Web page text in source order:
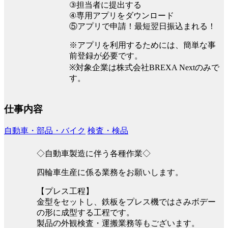
③担当者に提出する
④専用アプリをダウンロード
⑤アプリで申請！最短翌日振込まれる！
※アプリを利用するためには、簡単な事
前登録が必要です。
※対象企業は株式会社BREXA Nextのみで
す。
仕事内容
自動車・部品・バイク 検査・検品
◇自動車製造に伴う各種作業◇
四輪車生産に係る業務をお願いします。
【プレス工程】
金型をセットし、鉄板をプレス機ではさみボデー
の形に成型する工程です。
製品の外観検査・運搬業務等もございます。